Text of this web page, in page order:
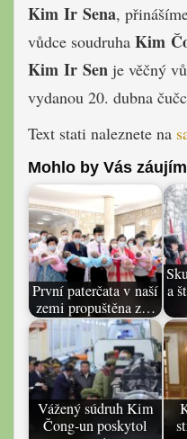
Kim Ir Sena,
vůdce soudruha Kim
Kim Ir Sen je věčný
vydanou 20. dubna
Text stati naleznete na
Mohlo by Vás
První paterčata v naší
zemi propuštěna z…
a
Vážený súdruh Kim
Čong-un poskytol